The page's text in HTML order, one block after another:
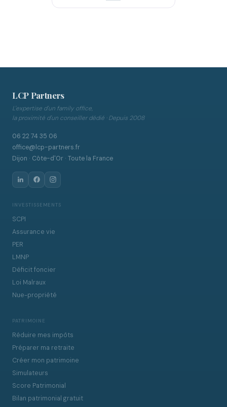
LCP Partners
L'expertise d'un family office,
la proximité d'un conseiller dédié · Depuis 2008
06 22 74 35 06
office@lcp-partners.fr
Dijon · Côte-d'Or · Toute la France
INVESTISSEMENTS
SCPI
Assurance vie
PER
LMNP
Déficit foncier
Loi Malraux
Nue-propriété
PATRIMOINE
Réduire mes impôts
Préparer ma retraite
Créer mon patrimoine
Simulateurs
Score Patrimonial
Bilan patrimonial gratuit